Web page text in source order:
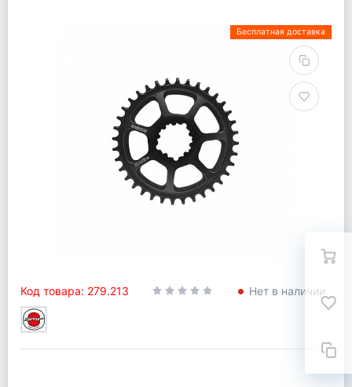
Бесплатная доставка
Код товара: 279.213 Нет в наличии